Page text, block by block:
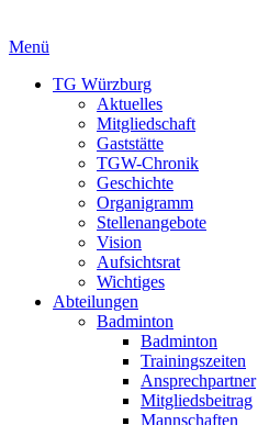
Menü
TG Würzburg
Aktuelles
Mitgliedschaft
Gaststätte
TGW-Chronik
Geschichte
Organigramm
Stellenangebote
Vision
Aufsichtsrat
Wichtiges
Abteilungen
Badminton
Badminton
Trainingszeiten
Ansprechpartner
Mitgliedsbeitrag
Mannschaften